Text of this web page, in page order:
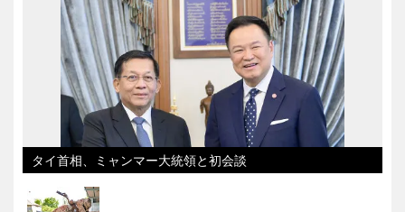
タイ首相、ミャンマー大統領と初会談